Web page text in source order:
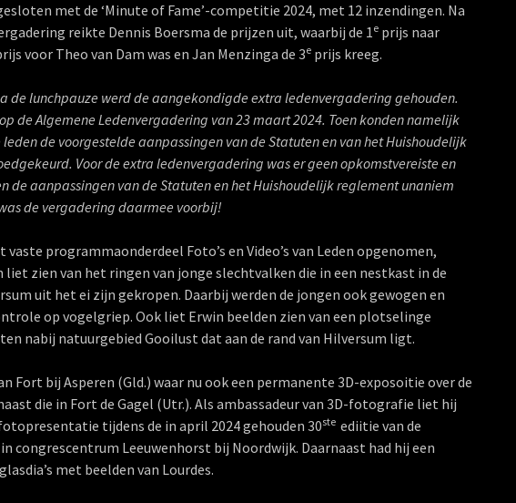
met de ‘Minute of Fame’-competitie 2024, met 12 inzendingen. Na
reikte Dennis Boersma de prijzen uit, waarbij de 1e prijs naar
voor Theo van Dam was en Jan Menzinga de 3e prijs kreeg.
de lunchpauze werd de aangekondigde extra ledenvergadering gehouden.
de Algemene Ledenvergadering van 23 maart 2024. Toen konden namelijk
de voorgestelde aanpassingen van de Statuten en van het Huishoudelijk
Voor de extra ledenvergadering was er geen opkomstvereiste en
de aanpassingen van de Statuten en het Huishoudelijk reglement unaniem
de vergadering daarmee voorbij!
programmaonderdeel Foto’s en Video’s van Leden opgenomen,
zien van het ringen van jonge slechtvalken die in een nestkast in de
uit het ei zijn gekropen. Daarbij werden de jongen ook gewogen en
op vogelgriep. Ook liet Erwin beelden zien van een plotselinge
nabij natuurgebied Gooilust dat aan de rand van Hilversum ligt.
Fort bij Asperen (Gld.) waar nu ook een permanente 3D-exposoitie over de
die in Fort de Gagel (Utr.). Als ambassadeur van 3D-fotografie liet hij
tijdens de in april 2024 gehouden 30ste ediitie van de
congrescentrum Leeuwenhorst bij Noordwijk. Daarnaast had hij een
met beelden van Lourdes.